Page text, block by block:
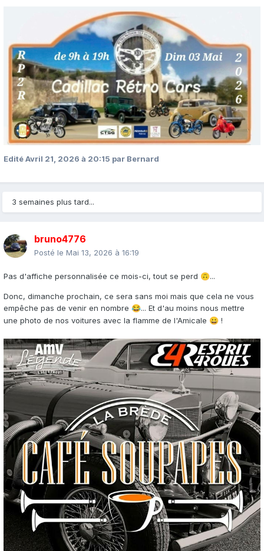
EditéAvril 21, 2026 à 20:15 par Bernard
3 semaines plus tard...
bruno4776
Posté le Mai 13, 2026 à 16:19
Pas d'affiche personnalisée ce mois-ci, tout se perd 🙃...
Donc, dimanche prochain, ce sera sans moi mais que cela ne vous
empêche pas de venir en nombre 😂... Et d'au moins nous mettre
une photo de nos voitures avec la flamme de l'Amicale 😀 !